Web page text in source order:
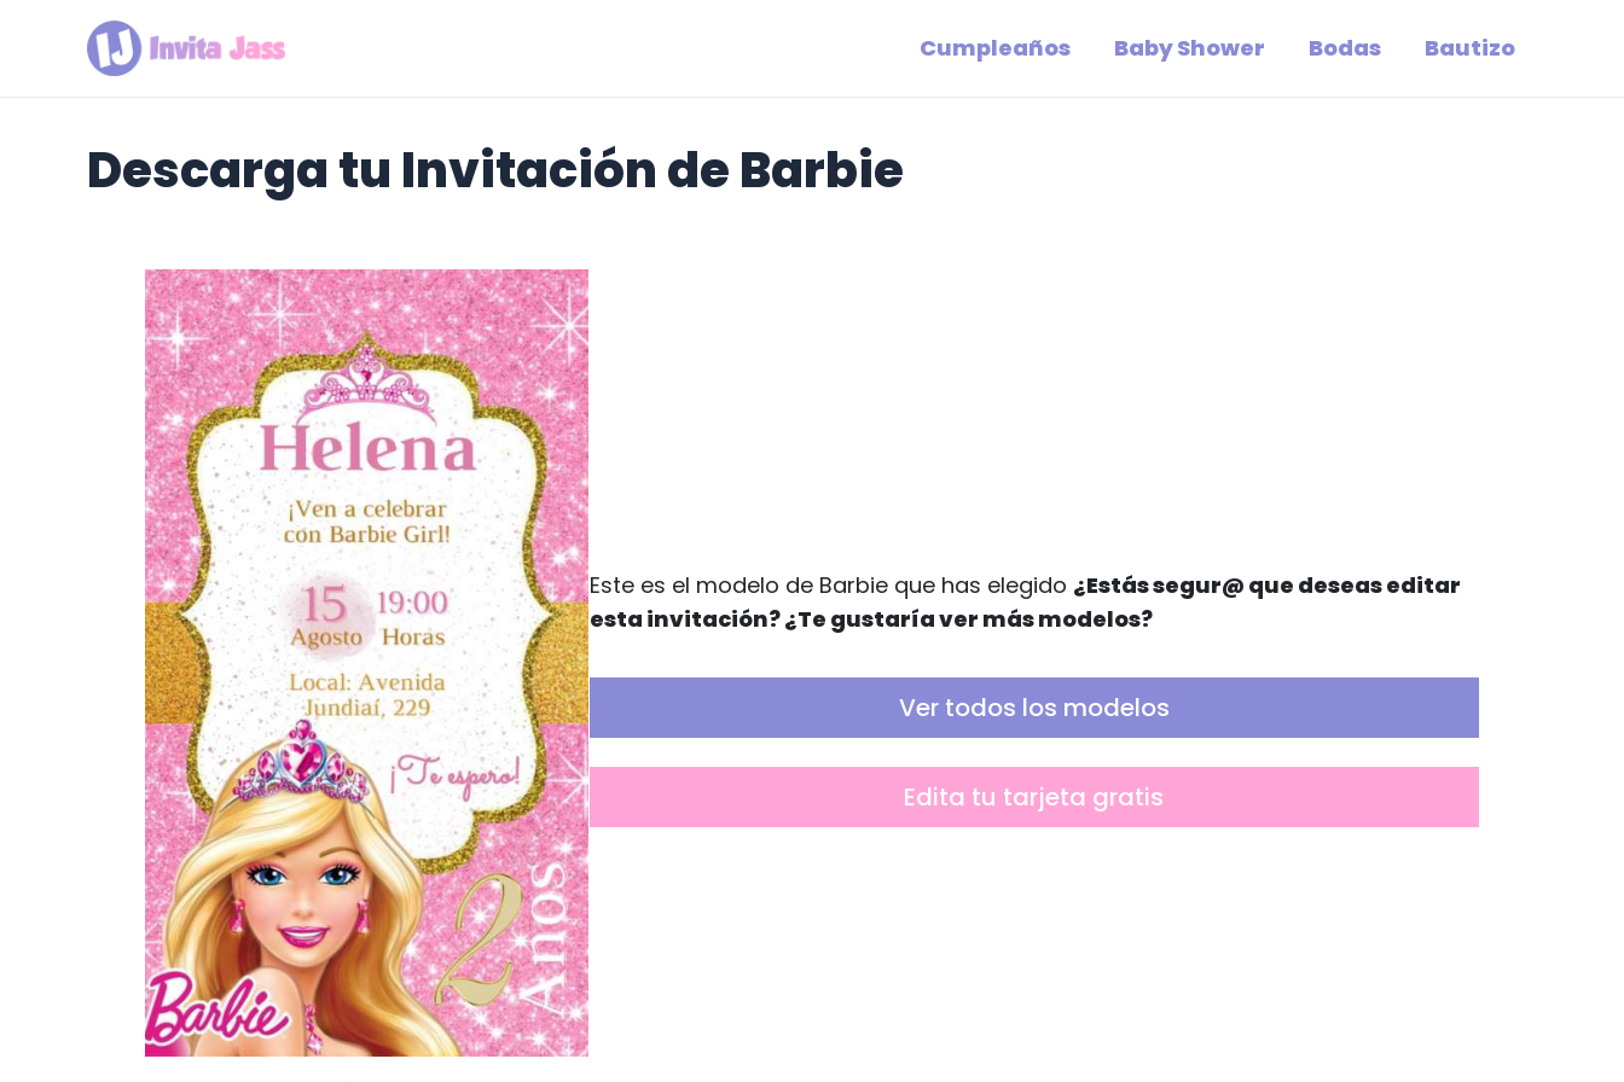
contenido
Cumpleaños Baby Shower Bodas Bautizo
Descarga tu Invitación de Barbie
Este es el modelo de Barbie que has elegido ¿Estás segur@ que deseas editar
esta invitación? ¿Te gustaría ver más modelos?
Ver todos los modelos
Edita tu tarjeta gratis